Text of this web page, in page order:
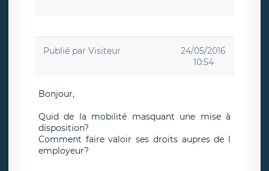
Publié par Visiteur
24/05/2016
10:54
Bonjour,
Quid de la mobilité masquant une mise à
disposition?
Comment faire valoir ses droits aupres de l
employeur?